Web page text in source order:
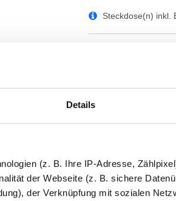
Details
(z. B. Ihre IP-Adresse,
der Webseite (z. B. sichere
der Verknüpfung mit sozialen
Steckdose(n) inkl.
Ihre Bemerkung